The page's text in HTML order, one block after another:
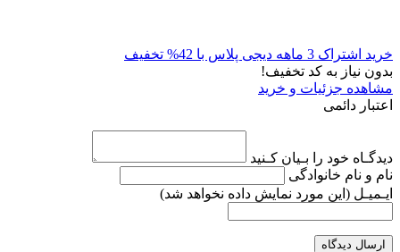
خرید اشتراک 3 ماهه دیجی پلاس با 42% تخفیف
بدون نیاز به کد تخفیف!
مشاهده جزئیات و خرید
اعتبار دائمی
دیدگـاه خود را بـیان کـنید
نام و نام خانوادگی
ایـمیـل (این مورد نمایش داده نخواهد شد)
ارسال دیدگاه